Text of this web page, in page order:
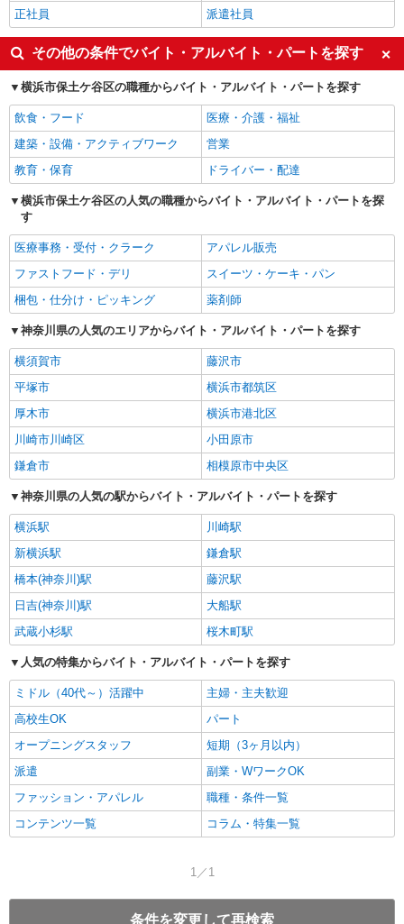
正社員
派遣社員
その他の条件でバイト・アルバイト・パートを探す
横浜市保土ケ谷区の職種からバイト・アルバイト・パートを探す
飲食・フード
医療・介護・福祉
建築・設備・アクティブワーク
営業
教育・保育
ドライバー・配達
横浜市保土ケ谷区の人気の職種からバイト・アルバイト・パートを探
す
医療事務・受付・クラーク
アパレル販売
ファストフード・デリ
スイーツ・ケーキ・パン
梱包・仕分け・ピッキング
薬剤師
神奈川県の人気のエリアからバイト・アルバイト・パートを探す
横須賀市
藤沢市
平塚市
横浜市都筑区
厚木市
横浜市港北区
川崎市川崎区
小田原市
鎌倉市
相模原市中央区
神奈川県の人気の駅からバイト・アルバイト・パートを探す
横浜駅
川崎駅
新横浜駅
鎌倉駅
橋本(神奈川)駅
藤沢駅
日吉(神奈川)駅
大船駅
武蔵小杉駅
桜木町駅
人気の特集からバイト・アルバイト・パートを探す
ミドル（40代～）活躍中
主婦・主夫歓迎
高校生OK
パート
オープニングスタッフ
短期（3ヶ月以内）
派遣
副業・WワークOK
ファッション・アパレル
職種・条件一覧
コンテンツ一覧
コラム・特集一覧
1／1
条件を変更して再検索